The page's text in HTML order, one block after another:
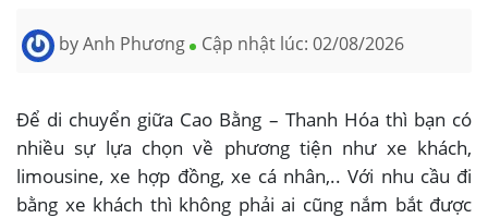
byAnh Phương Cập nhật lúc: 02/08/2026
Để di chuyển giữa Cao Bằng – Thanh Hóa thì bạn có
nhiều sự lựa chọn về phương tiện như xe khách,
limousine, xe hợp đồng, xe cá nhân,.. Với nhu cầu đi
bằng xe khách thì không phải ai cũng nắm bắt được